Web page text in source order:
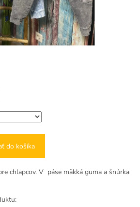
do košíka
chlapcov. V páse mäkká guma a šnúrka